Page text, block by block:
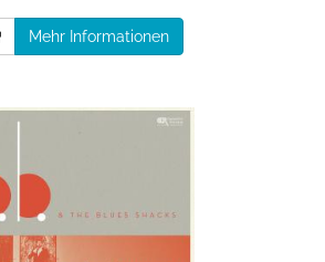
Mehr Informationen